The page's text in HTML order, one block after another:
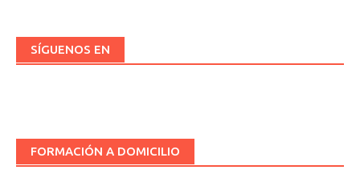
SÍGUENOS EN
FORMACIÓN A DOMICILIO